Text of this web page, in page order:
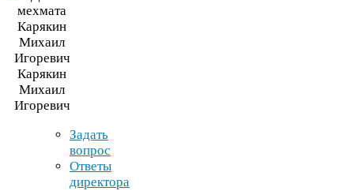
Карякин
Михаил
Игоревич
Задать
вопрос
Ответы
директора